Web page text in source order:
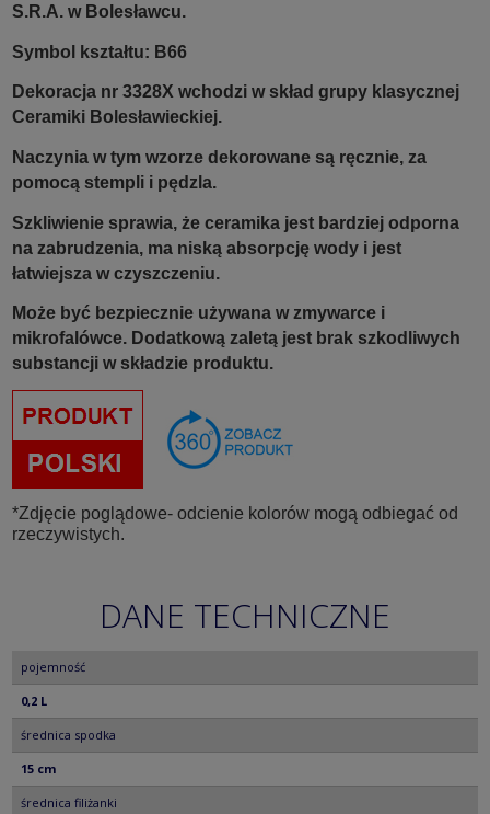
S.R.A. w Bolesławcu.
Symbol kształtu: B66
Dekoracja nr 3328X wchodzi w skład grupy klasycznej
Ceramiki Bolesławieckiej.
Naczynia w tym wzorze dekorowane są ręcznie, za
pomocą stempli i pędzla.
Szkliwienie sprawia, że ceramika jest bardziej odporna
na zabrudzenia, ma niską absorpcję wody i jest
łatwiejsza w czyszczeniu.
Może być bezpiecznie używana w zmywarce i
mikrofalówce. Dodatkową zaletą jest brak szkodliwych
substancji w składzie produktu.
*Zdjęcie poglądowe- odcienie kolorów mogą odbiegać od
rzeczywistych.
DANE TECHNICZNE
pojemność
0,2 L
średnica spodka
15 cm
średnica filiżanki